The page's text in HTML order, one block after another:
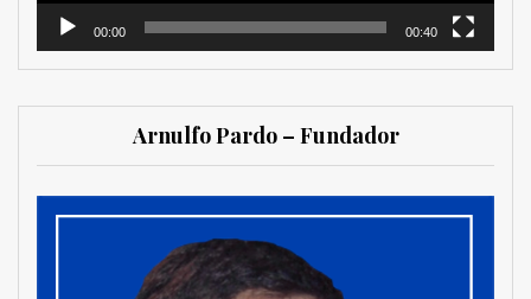
00:00 00:40
Arnulfo Pardo – Fundador